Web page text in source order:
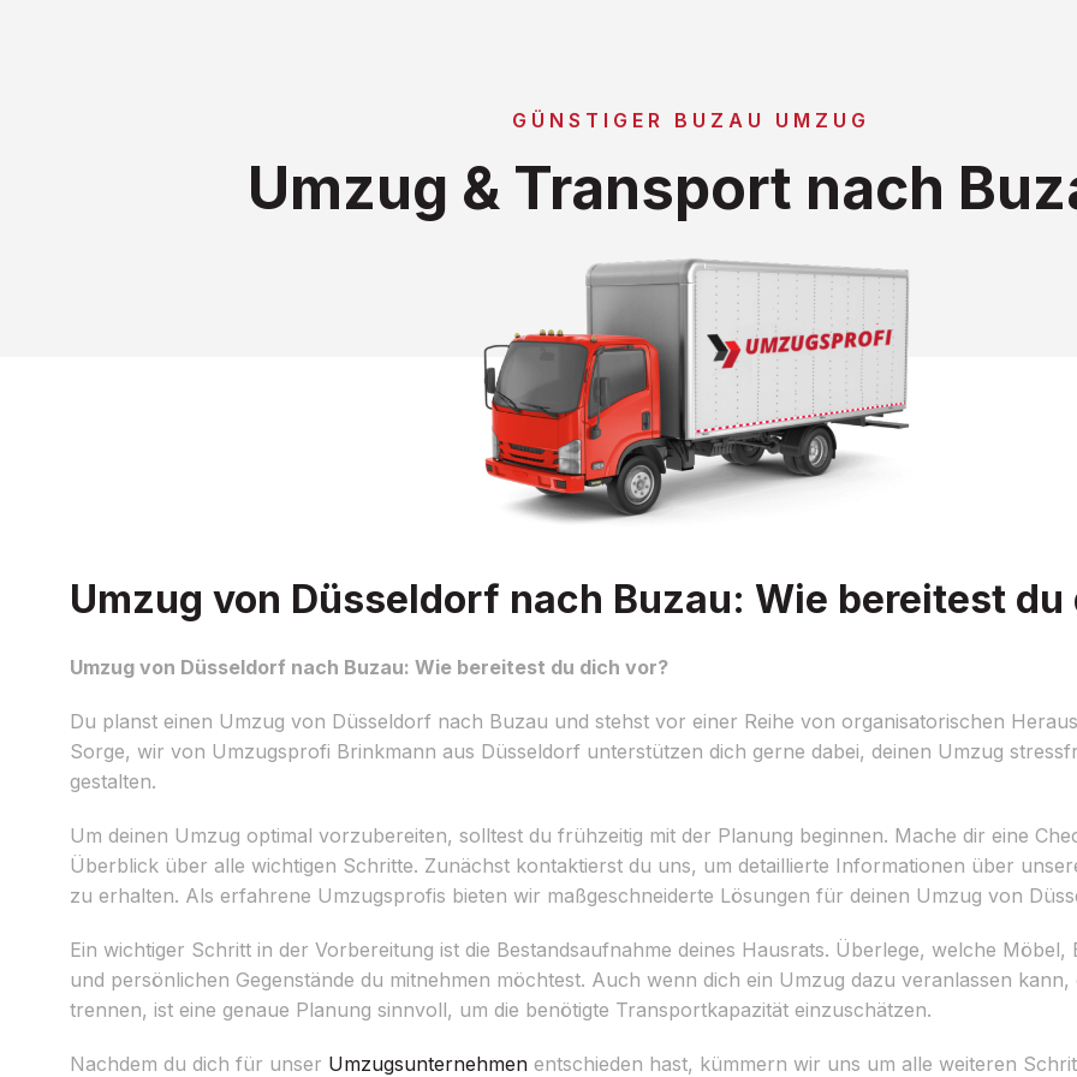
GÜNSTIGER BUZAU UMZUG
Umzug & Transport nach
Umzug von Düsseldorf nach Buzau: Wie bereitest du
Umzug von Düsseldorf nach Buzau: Wie bereitest du dich vor?
Du planst einen Umzug von Düsseldorf nach Buzau und stehst vor einer Reihe von organisatorischen
Sorge, wir von Umzugsprofi Brinkmann aus Düsseldorf unterstützen dich gerne dabei, deinen Umzug
gestalten.
Um deinen Umzug optimal vorzubereiten, solltest du frühzeitig mit der Planung beginnen. Mache dir eine
Überblick über alle wichtigen Schritte. Zunächst kontaktierst du uns, um detaillierte Informationen über
zu erhalten. Als erfahrene Umzugsprofis bieten wir maßgeschneiderte Lösungen für deinen Umzug von
Ein wichtiger Schritt in der Vorbereitung ist die Bestandsaufnahme deines Hausrats. Überlege, welche Möbel,
und persönlichen Gegenstände du mitnehmen möchtest. Auch wenn dich ein Umzug dazu veranlassen
trennen, ist eine genaue Planung sinnvoll, um die benötigte Transportkapazität einzuschätzen.
Nachdem du dich für unser Umzugsunternehmen entschieden hast, kümmern wir uns um alle weiteren